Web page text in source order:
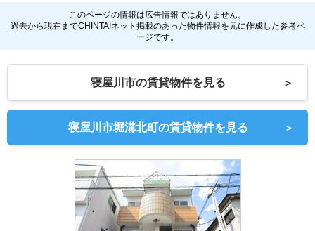
通勤通学時間から
物件特集から
不動産会社から
TOP
このページの情報は広告情報ではありません。
過去から現在までCHINTAIネット掲載のあった物件情報を元に作成した参考ペ
ージです。
寝屋川市の賃貸物件を見る ＞
寝屋川市堀溝北町の賃貸物件を見る ＞